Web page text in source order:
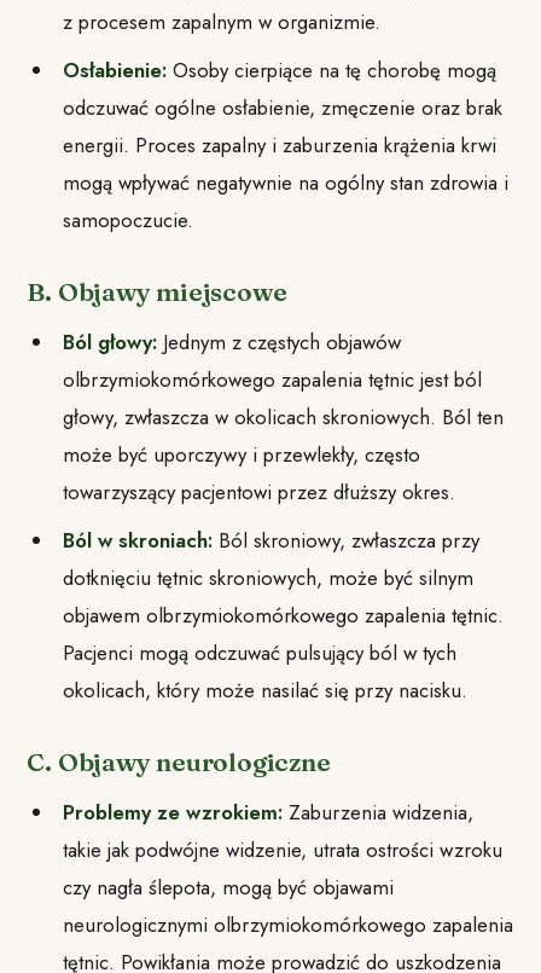
z procesem zapalnym w organizmie.
Osłabienie: Osoby cierpiące na tę chorobę mogą
odczuwać ogólne osłabienie, zmęczenie oraz brak
energii. Proces zapalny i zaburzenia krążenia krwi
mogą wpływać negatywnie na ogólny stan zdrowia i
samopoczucie.
B. Objawy miejscowe
Ból głowy: Jednym z częstych objawów
olbrzymiokomórkowego zapalenia tętnic jest ból
głowy, zwłaszcza w okolicach skroniowych. Ból ten
może być uporczywy i przewlekły, często
towarzyszący pacjentowi przez dłuższy okres.
Ból w skroniach:Ból skroniowy, zwłaszcza przy
dotknięciu tętnic skroniowych, może być silnym
objawem olbrzymiokomórkowego zapalenia tętnic.
Pacjenci mogą odczuwać pulsujący ból w tych
okolicach, który może nasilać się przy nacisku.
C. Objawy neurologiczne
Problemy ze wzrokiem: Zaburzenia widzenia,
takie jak podwójne widzenie, utrata ostrości wzroku
czy nagła ślepota, mogą być objawami
neurologicznymi olbrzymiokomórkowego zapalenia
tętnic. Powikłania może prowadzić do uszkodzenia